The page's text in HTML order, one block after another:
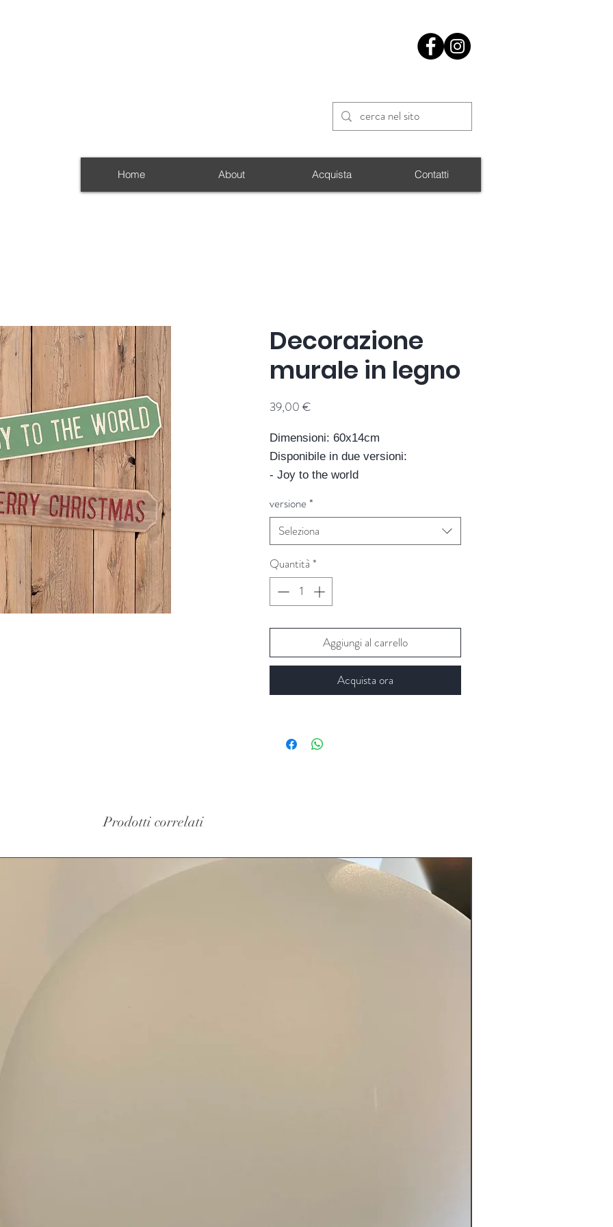
Home About Acquista Contatti
Decorazione
murale in legno
39,00 €
Dimensioni: 60x14cm
Disponibile in due versioni:
- Joy to the world
Fornitore: Chehoma
versione*
Seleziona
Quantità *
Aggiungi al carrello
Acquista ora
Prodotti correlati